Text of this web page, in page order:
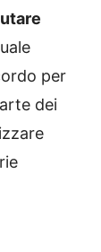
per
dei